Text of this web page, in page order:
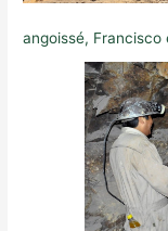
angoissé,